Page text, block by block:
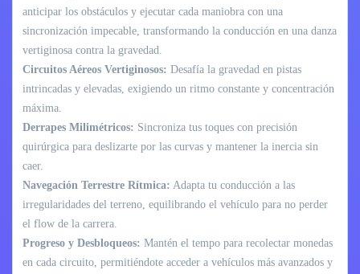
anticipar los obstáculos y ejecutar cada maniobra con una
sincronización impecable, transformando la conducción en una danza
vertiginosa contra la gravedad.
Circuitos Aéreos Vertiginosos: Desafía la gravedad en pistas
intrincadas y elevadas, exigiendo un ritmo constante y concentración
máxima.
Derrapes Milimétricos: Sincroniza tus toques con precisión
quirúrgica para deslizarte por las curvas y mantener la inercia sin
caer.
Navegación Terrestre Rítmica: Adapta tu conducción a las
irregularidades del terreno, equilibrando el vehículo para no perder
el flow de la carrera.
Progreso y Desbloqueos: Mantén el tempo para recolectar monedas
en cada circuito, permitiéndote acceder a vehículos más avanzados y